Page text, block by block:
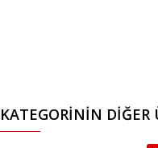
KATEGORININ DIĞER